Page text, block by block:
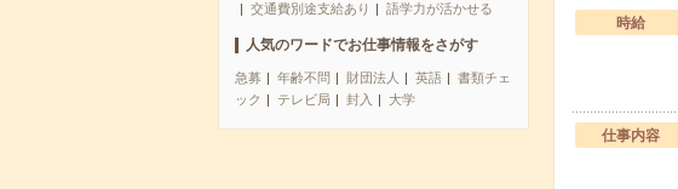
交通費別途支給あり
語学力が活かせる
人気のワードでお仕事情報をさがす
急募 年齢不問 財団法人 英語
書類チェ
ック
テレビ局 封入 大学
時給
仕事内容